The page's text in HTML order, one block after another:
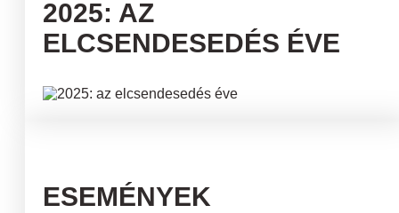
2025: AZ
ELCSENDESEDÉS ÉVE
ESEMÉNYEK